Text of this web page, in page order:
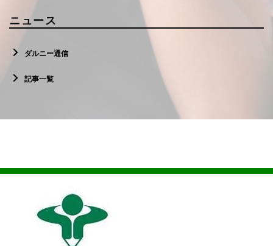
ニュース
ダルニー通信
記事一覧